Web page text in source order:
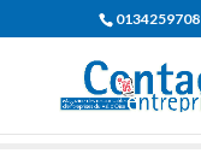
0134259708